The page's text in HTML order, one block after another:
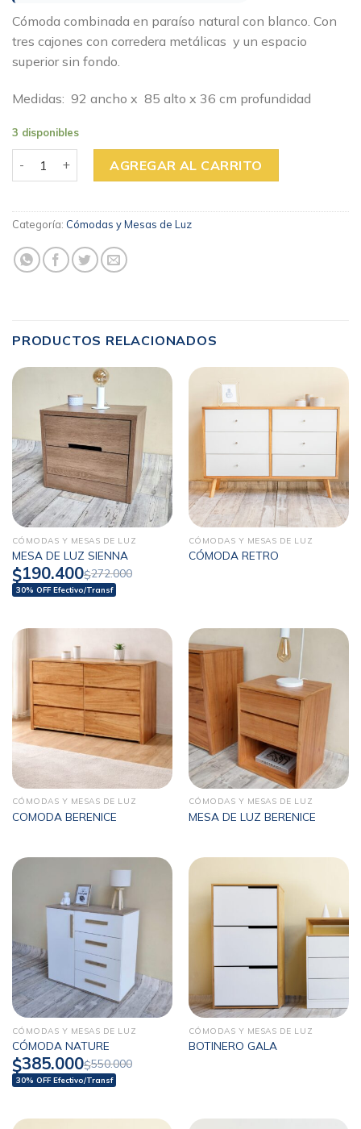
Cómoda combinada en paraíso natural con blanco. Con
tres cajones con corredera metálicas y un espacio
superior sin fondo.
Medidas: 92 ancho x 85 alto x 36 cm profundidad
3 disponibles
AGREGAR AL CARRITO
Categoría: Cómodas y Mesas de Luz
PRODUCTOS RELACIONADOS
CÓMODAS Y MESAS DE LUZ
MESA DE LUZ SIENNA
$190.400$272.000
30% OFF Efectivo/Transf
CÓMODAS Y MESAS DE LUZ
CÓMODA RETRO
CÓMODAS Y MESAS DE LUZ
COMODA BERENICE
CÓMODAS Y MESAS DE LUZ
MESA DE LUZ BERENICE
CÓMODAS Y MESAS DE LUZ
CÓMODA NATURE
$385.000$550.000
30% OFF Efectivo/Transf
CÓMODAS Y MESAS DE LUZ
BOTINERO GALA